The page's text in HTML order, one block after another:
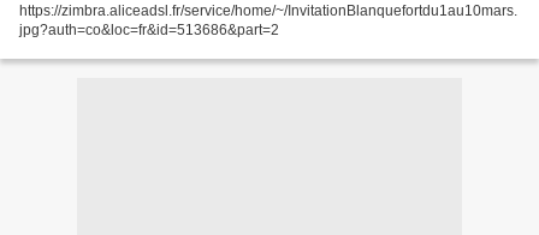
https://zimbra.aliceadsl.fr/service/home/~/InvitationBlanquefortdu1au10mars.
jpg?auth=co&loc=fr&id=513686&part=2